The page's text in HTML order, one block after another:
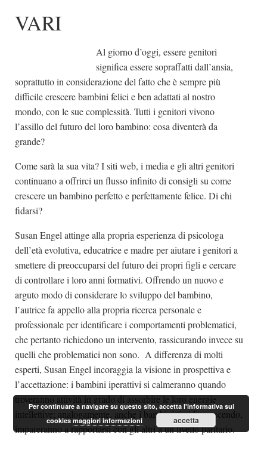
VARI
Al giorno d’oggi, essere genitori
significa essere sopraffatti dall’ansia,
soprattutto in considerazione del fatto che è sempre più
difficile crescere bambini felici e ben adattati al nostro
mondo, con le sue complessità. Tutti i genitori vivono
l’assillo del futuro del loro bambino: cosa diventerà da
grande?
Come sarà la sua vita? I siti web, i media e gli altri genitori
continuano a offrirci un flusso infinito di consigli su come
crescere un bambino perfetto e perfettamente felice. Di chi
fidarsi?
Susan Engel attinge alla propria esperienza di psicologa
dell’età evolutiva, educatrice e madre per aiutare i genitori a
smettere di preoccuparsi del futuro dei propri figli e cercare
di controllare i loro anni formativi. Offrendo un nuovo e
arguto modo di considerare lo sviluppo del bambino,
l’autrice fa appello alla propria ricerca personale e
professionale per identificare i comportamenti problematici,
che pertanto richiedono un intervento, rassicurando invece su
quelli che problematici non sono. A differenza di molti
esperti, Susan Engel incoraggia la visione in prospettiva e
l’accettazione: i bambini iperattivi si calmeranno quando
troveranno attività in grado di assorbire le loro energie
intellettive; analogamente, anche i bambini timidi, crescendo,
impareranno a rapportarsi con gli altri a un livello paritario.
Per continuare a navigare su questo sito, accetta l'informativa sui
cookiesmaggiori informazioni accetta